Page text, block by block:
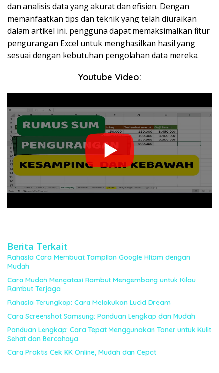
dan analisis data yang akurat dan efisien. Dengan
memanfaatkan tips dan teknik yang telah diuraikan
dalam artikel ini, pengguna dapat memaksimalkan fitur
pengurangan Excel untuk menghasilkan hasil yang
sesuai dengan kebutuhan pengolahan data mereka.
Youtube Video:
Berita Terkait
Rahasia Cara Membuat Tampilan Google Hitam dengan
Mudah
Cara Mudah Mengatasi Rambut Mengembang untuk Kilau
Rambut Terjaga
Rahasia Terungkap: Cara Melakukan Lucid Dream
Cara Screenshot Samsung: Panduan Lengkap dan Mudah
Panduan Lengkap: Cara Tepat Menggunakan Toner untuk Kulit
Sehat dan Bercahaya
Cara Praktis Cek KK Online, Mudah dan Cepat